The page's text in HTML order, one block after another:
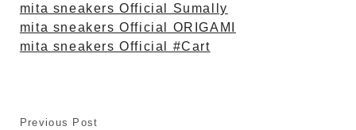
mita sneakers Official Sumally
mita sneakers Official ORIGAMI
mita sneakers Official #Cart
Previous Post